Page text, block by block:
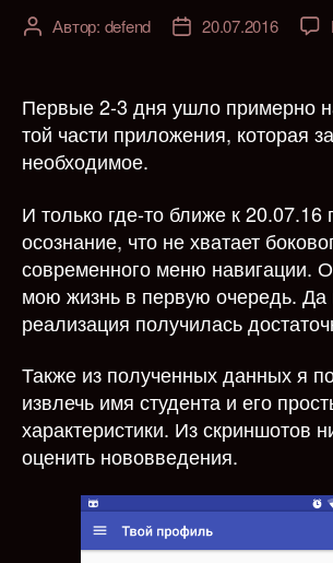
АвторАвтор: defend
Дата20.07.2016
Первые 2-3 дня ушло примерно
той части приложения, которая
необходимое.
И только где-то ближе к
осознание, что не хватает
современного меню навигации.
мою жизнь в первую очередь. Да
реализация получилась
Также из полученных данных я
извлечь имя студента и его
характеристики. Из скриншотов
оценить нововведения.